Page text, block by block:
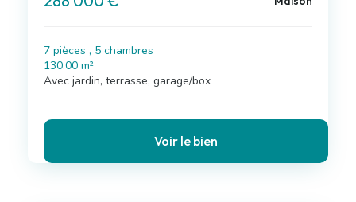
7 pièces , 5 chambres
130.00 m²
Avec jardin, terrasse, garage/box
Voir le bien